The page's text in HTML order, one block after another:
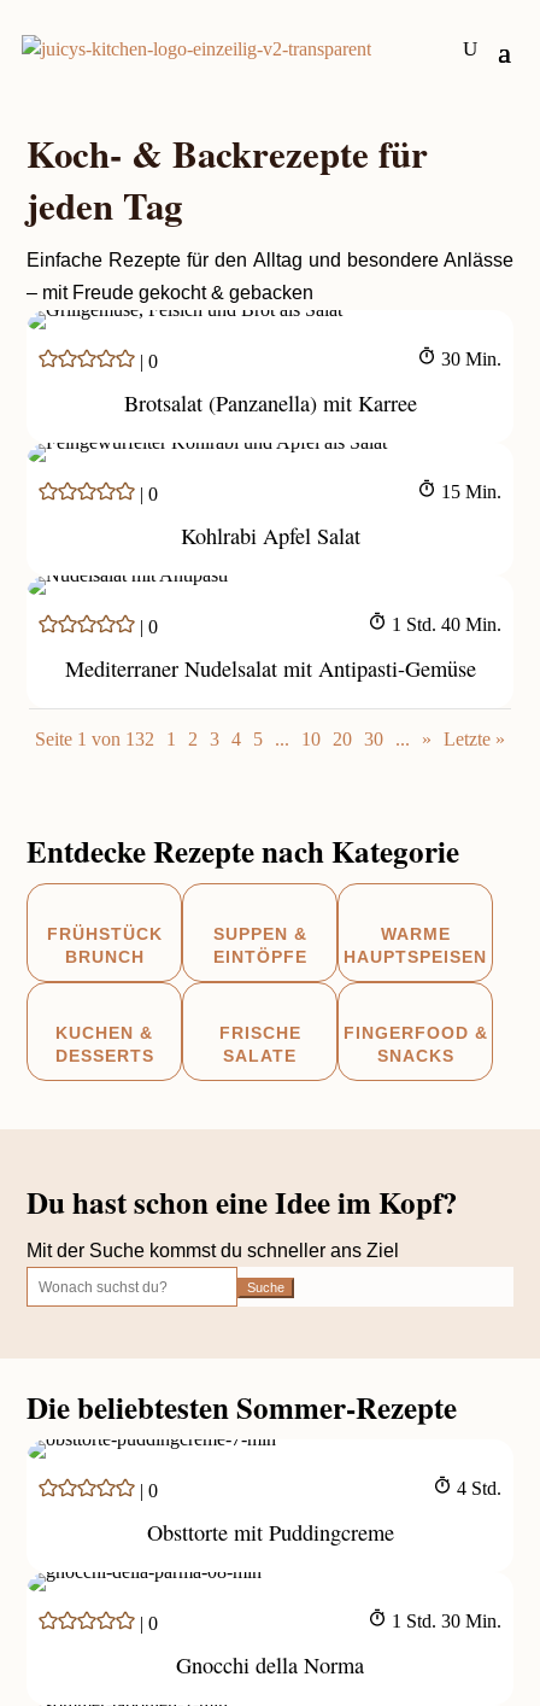
Koch- & Backrezepte für
jeden Tag
Einfache Rezepte für den Alltag und besondere Anlässe
– mit Freude gekocht & gebacken
|0 30Minuten
Min.
Brotsalat (Panzanella) mit Karree
|0 15Minuten
Min.
Kohlrabi Apfel Salat
|0 1 Stunde
Std. 40Minuten
Min.
Mediterraner Nudelsalat mit Antipasti-Gemüse
Seite 1 von 132 1 2 3 4 5 ... 10 20 30 ... » Letzte »
Entdecke Rezepte nach Kategorie
FRÜHSTÜCK
BRUNCH
SUPPEN &
EINTÖPFE
WARME
HAUPTSPEISEN
KUCHEN &
DESSERTS
FRISCHE
SALATE
FINGERFOOD &
SNACKS
Du hast schon eineIdee im Kopf?
Mit der Suche kommst du schneller ans Ziel
Suchen
nach:
Die beliebtesten Sommer-Rezepte
|0 4Stunden
Std.
Obsttorte mit Puddingcreme
|0 1 Stunde
Std. 30Minuten
Min.
Gnocchi della Norma